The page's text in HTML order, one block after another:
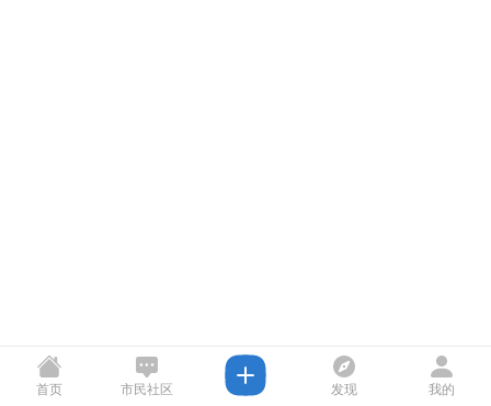
首页 市民社区 发现 我的